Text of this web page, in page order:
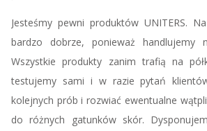
Jesteśmy pewni produktów UNITERS.
bardzo dobrze, ponieważ handlujemy
Wszystkie produkty zanim trafią na
testujemy sami i w razie pytań
kolejnych prób i rozwiać ewentualne
do różnych gatunków skór.